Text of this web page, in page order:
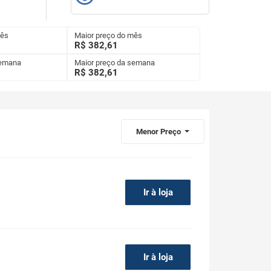
Maior preço do mês
R$ 382,61
Maior preço da semana
R$ 382,61
Menor Preço
Ir à loja
Ir à loja